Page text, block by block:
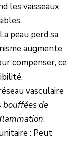
les vaisseaux
peau perd sa
augmente
compenser, ce
vasculaire
bouffées de
.
: Peut